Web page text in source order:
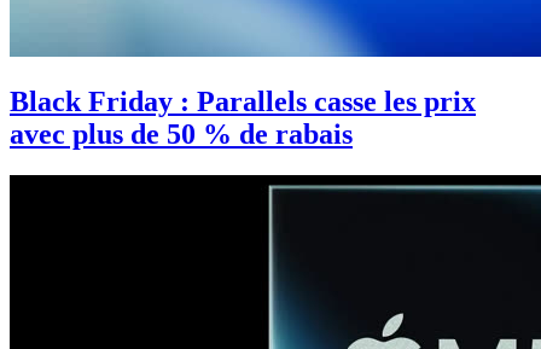
Black Friday : Parallels casse les prix
avec plus de 50 % de rabais